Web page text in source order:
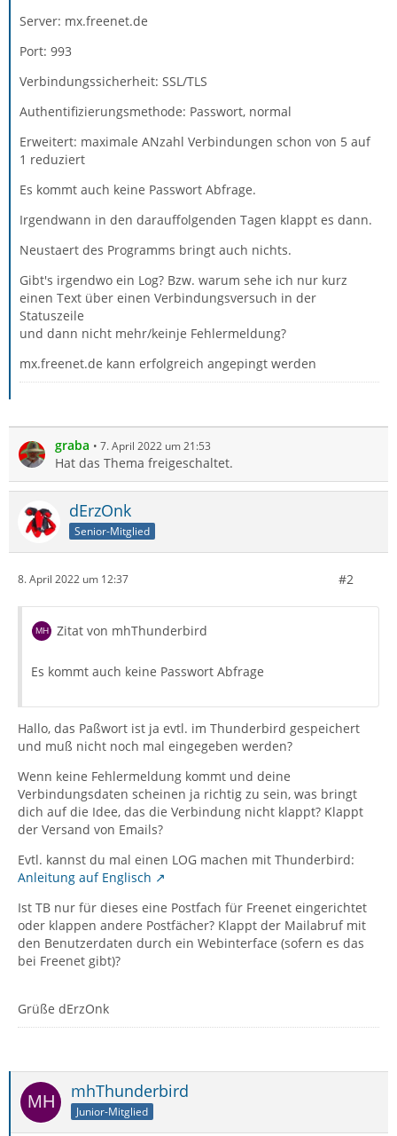
Server: mx.freenet.de
Port: 993
Verbindungssicherheit: SSL/TLS
Authentifizierungsmethode: Passwort, normal
Erweitert: maximale ANzahl Verbindungen schon von 5 auf
1 reduziert
Es kommt auch keine Passwort Abfrage.
Irgendwann in den darauffolgenden Tagen klappt es dann.
Neustaert des Programms bringt auch nichts.
Gibt's irgendwo ein Log? Bzw. warum sehe ich nur kurz
einen Text über einen Verbindungsversuch in der
Statuszeile
und dann nicht mehr/keinje Fehlermeldung?
mx.freenet.de kann erfolgreich angepingt werden
graba 7. April 2022 um 21:53
Hat das Thema freigeschaltet.
dErzOnk
Senior-Mitglied
8. April 2022 um 12:37 #2
Zitat von mhThunderbird
Es kommt auch keine Passwort Abfrage
Hallo, das Paßwort ist ja evtl. im Thunderbird gespeichert
und muß nicht noch mal eingegeben werden?
Wenn keine Fehlermeldung kommt und deine
Verbindungsdaten scheinen ja richtig zu sein, was bringt
dich auf die Idee, das die Verbindung nicht klappt? Klappt
der Versand von Emails?
Evtl. kannst du mal einen LOG machen mit Thunderbird:
Anleitung auf Englisch
Ist TB nur für dieses eine Postfach für Freenet eingerichtet
oder klappen andere Postfächer? Klappt der Mailabruf mit
den Benutzerdaten durch ein Webinterface (sofern es das
bei Freenet gibt)?
Grüße dErzOnk
mhThunderbird
Junior-Mitglied